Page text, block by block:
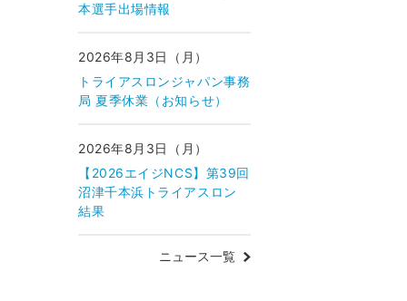
本選手出場情報
2026年8月3日（月）
トライアスロンジャパン事務
局 夏季休業（お知らせ）
2026年8月3日（月）
【2026エイジNCS】第39回
沼津千本浜トライアスロン
結果
ニュース一覧